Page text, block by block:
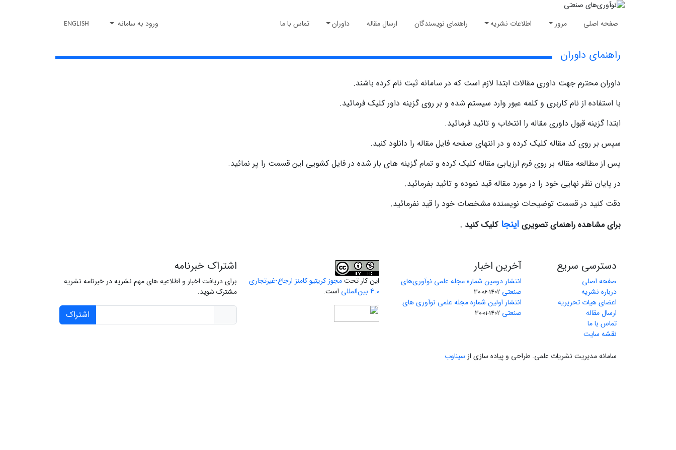
صفحه اصلی مرور اطلاعات نشریه راهنمای نویسندگان ارسال مقاله داوران تماس با ما ورود به سامانه ENGLISH
راهنمای داوران
داوران محترم جهت داوری مقالات ابتدا لازم است که در سامانه ثبت نام کرده باشند.
با استفاده از نام کاربری و کلمه عبور وارد سیستم شده و بر روی گزینه داور کلیک فرمائید.
ابتدا گزینه قبول داوری مقاله را انتخاب و تائید فرمائید.
سپس بر روی کد مقاله کلیک کرده و در انتهای صفحه فایل مقاله را دانلود کنید.
پس از مطالعه مقاله بر روی فرم ارزیابی مقاله کلیک کرده و تمام گزینه های باز شده در فایل کشویی این قسمت را پر نمائید.
در پایان نظر نهایی خود را در مورد مقاله قید نموده و تائید بفرمائید.
دقت کنید در قسمت توضیحات نویسنده مشخصات خود را قید نفرمائید.
برای مشاهده راهنمای تصویری اینجاکلیک کنید .
دسترسی سریع
صفحه اصلی
درباره نشریه
اعضای هیات تحریریه
ارسال مقاله
تماس با ما
نقشه سایت
آخرین اخبار
انتشار دومین شماره مجله علمی نوآوری‌های
صنعتی 1402-06-30
انتشار اولین شماره مجله علمی نوآوری های
صنعتی 1402-01-30
این کار تحتمجوز کریتیو کامنز ارجاع-غیرتجاری
4.0 بین‌المللی
است.
اشتراک خبرنامه
برای دریافت اخبار و اطلاعیه های مهم نشریه در خبرنامه نشریه
مشترک شوید.
اشتراک
سامانه مدیریت نشریات علمی. طراحی و پیاده سازی از سیناوب